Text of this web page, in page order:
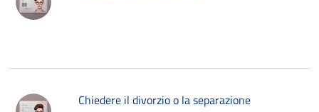
Chiedere il divorzio o la separazione